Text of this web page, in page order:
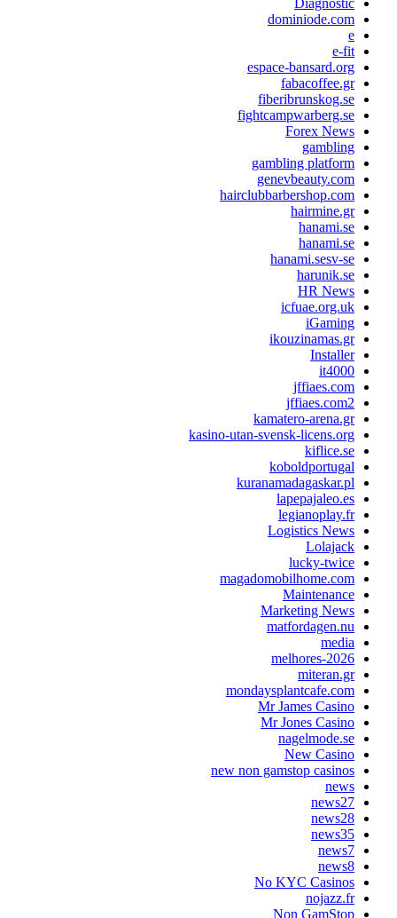
Diagnostic
dominiode.com
e
e-fit
espace-bansard.org
fabacoffee.gr
fiberibrunskog.se
fightcampwarberg.se
Forex News
gambling
gambling platform
genevbeauty.com
hairclubbarbershop.com
hairmine.gr
hanami.se
hanami.se
hanami.sesv-se
harunik.se
HR News
icfuae.org.uk
iGaming
ikouzinamas.gr
Installer
it4000
jffiaes.com
jffiaes.com2
kamatero-arena.gr
kasino-utan-svensk-licens.org
kiflice.se
koboldportugal
kuranamadagaskar.pl
lapepajaleo.es
legianoplay.fr
Logistics News
Lolajack
lucky-twice
magadomobilhome.com
Maintenance
Marketing News
matfordagen.nu
media
melhores-2026
miteran.gr
mondaysplantcafe.com
Mr James Casino
Mr Jones Casino
nagelmode.se
New Casino
new non gamstop casinos
news
news27
news28
news35
news7
news8
No KYC Casinos
nojazz.fr
Non GamStop